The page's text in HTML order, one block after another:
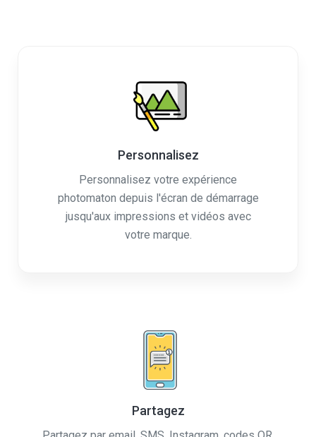
Personnalisez
Personnalisez votre expérience
photomaton depuis l'écran de démarrage
jusqu'aux impressions et vidéos avec
votre marque.
Partagez
Partagez par email, SMS, Instagram, codes QR,
AirDrop, WhatsApp ou impressions physiques sur